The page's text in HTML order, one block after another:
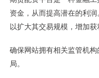
资金，从而提高潜在的利
以扩大其交易规模，增加获
确保网站拥有相关监管机
局。